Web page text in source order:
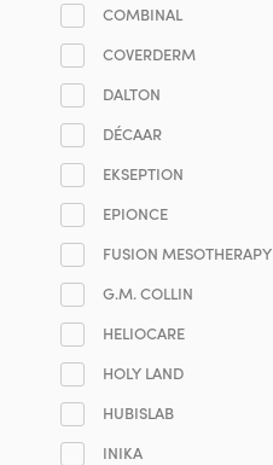
COMBINAL
COVERDERM
DALTON
DÉCAAR
EKSEPTION
EPIONCE
FUSION MESOTHERAPY
G.M. COLLIN
HELIOCARE
HOLY LAND
HUBISLAB
INIKA